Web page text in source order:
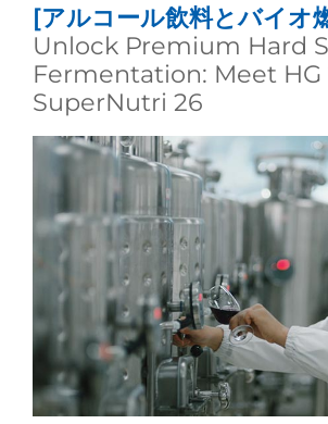
[アルコール飲料とバイオ
Unlock Premium Hard
Fermentation: Meet HG
SuperNutri 26